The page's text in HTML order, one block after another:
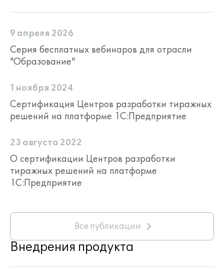
9 апреля 2026
Серия бесплатных вебинаров для отрасли
"Образование"
1 ноября 2024
Сертификация Центров разработки тиражных
решений на платформе 1С:Предприятие
23 августа 2022
О сертификации Центров разработки
тиражных решений на платформе
1С:Предприятие
Все публикации
Внедрения продукта